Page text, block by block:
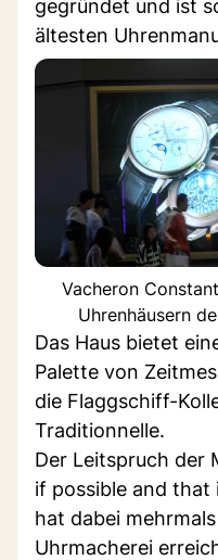
gegründet und ist
ältesten
Vacheron
Uhrenhäusern
Das Haus bietet
Palette von
die Flaggschiff-
Traditionnelle.
Der Leitspruch der
if possible and that
hat dabei
Uhrmacherei